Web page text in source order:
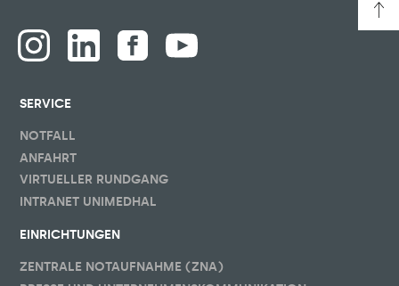
SERVICE
NOTFALL
ANFAHRT
VIRTUELLER RUNDGANG
INTRANET UNIMEDHAL
EINRICHTUNGEN
ZENTRALE NOTAUFNAHME (ZNA)